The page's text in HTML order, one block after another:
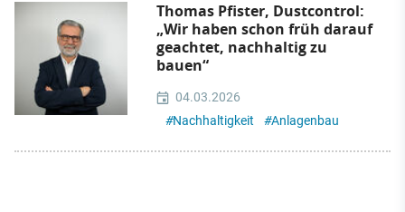
Thomas Pfister, Dustcontrol:
„Wir haben schon früh darauf
geachtet, nachhaltig zu
bauen“
04.03.2026
#Nachhaltigkeit #Anlagenbau